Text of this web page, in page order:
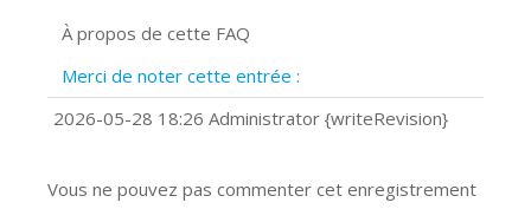
Prise de vue 360°
?
Comment installer Google Chrome ?
À propos de cette FAQ
Merci de noter cette entrée :
2026-05-28 18:26 Administrator {writeRevision}
Vous ne pouvez pas commenter cet enregistrement